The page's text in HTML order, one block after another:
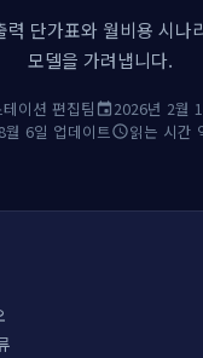
단가표와 월비용 시나
모델을 가려냅니다.
이션 편집팀 event 2026년 2월
월 6일 업데이트schedule읽는 시간